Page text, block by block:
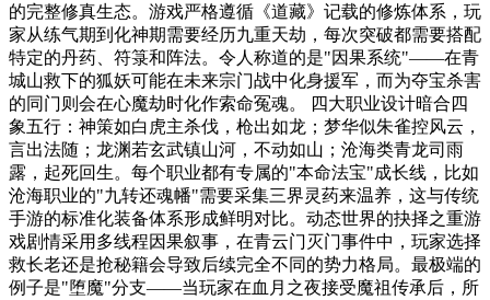
的完整修真生态。游戏严格遵循《道藏》记载的修炼体系，玩
家从练气期到化神期需要经历九重天劫，每次突破都需要搭配
特定的丹药、符箓和阵法。令人称道的是"因果系统"——在青
城山救下的狐妖可能在未来宗门战中化身援军，而为夺宝杀害
的同门则会在心魔劫时化作索命冤魂。 四大职业设计暗合四
象五行：神策如白虎主杀伐，枪出如龙；梦华似朱雀控风云，
言出法随；龙渊若玄武镇山河，不动如山；沧海类青龙司雨
露，起死回生。每个职业都有专属的"本命法宝"成长线，比如
沧海职业的"九转还魂幡"需要采集三界灵药来温养，这与传统
手游的标准化装备体系形成鲜明对比。动态世界的抉择之重游
戏剧情采用多线程因果叙事，在青云门灭门事件中，玩家选择
救长老还是抢秘籍会导致后续完全不同的势力格局。最极端的
例子是"堕魔"分支——当玩家在血月之夜接受魔祖传承后，所